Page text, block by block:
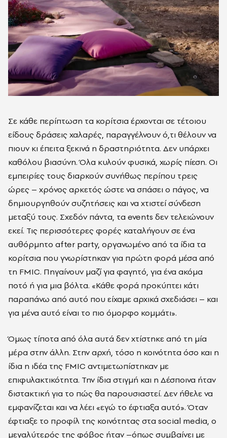
Σε κάθε περίπτωση τα κορίτσια έρχονται σε τέτοιου
είδους δράσεις χαλαρές, παραγγέλνουν ό,τι θέλουν να
πιουν κι έπειτα ξεκινά η δραστηριότητα. Δεν υπάρχει
καθόλου βιασύνη. Όλα κυλούν φυσικά, χωρίς πίεση. Οι
εμπειρίες τους διαρκούν συνήθως περίπου τρεις
ώρες – χρόνος αρκετός ώστε να σπάσει ο πάγος, να
δημιουργηθούν συζητήσεις και να χτιστεί σύνδεση
μεταξύ τους. Σχεδόν πάντα, τα events δεν τελειώνουν
εκεί. Τις περισσότερες φορές καταλήγουν σε ένα
αυθόρμητο after party, οργανωμένο από τα ίδια τα
κορίτσια που γνωρίστηκαν για πρώτη φορά μέσα από
τη FMIC. Πηγαίνουν μαζί για φαγητό, για ένα ακόμα
ποτό ή για μια βόλτα. «Κάθε φορά προκύπτει κάτι
παραπάνω από αυτό που είχαμε αρχικά σχεδιάσει – και
για μένα αυτό είναι το πιο όμορφο κομμάτι».
Όμως τίποτα από όλα αυτά δεν χτίστηκε από τη μία
μέρα στην άλλη. Στην αρχή, τόσο η κοινότητα όσο και η
ίδια η ιδέα της FMIC αντιμετωπίστηκαν με
επιφυλακτικότητα. Την ίδια στιγμή και η Δέσποινα ήταν
διστακτική για το πώς θα παρουσιαστεί. Δεν ήθελε να
εμφανίζεται και να λέει «εγώ το έφτιαξα αυτό». Όταν
έφτιαξε το προφίλ της κοινότητας στα social media, ο
μεγαλύτερός της φόβος ήταν –όπως συμβαίνει με